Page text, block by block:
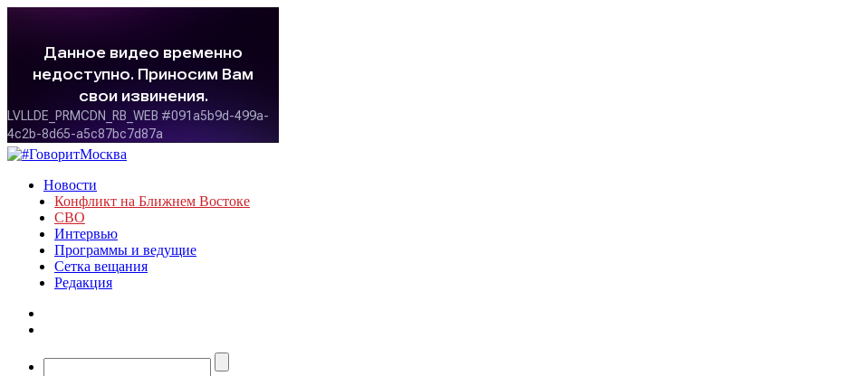
Новости
Конфликт на Ближнем Востоке
СВО
Интервью
Программы и ведущие
Сетка вещания
Редакция